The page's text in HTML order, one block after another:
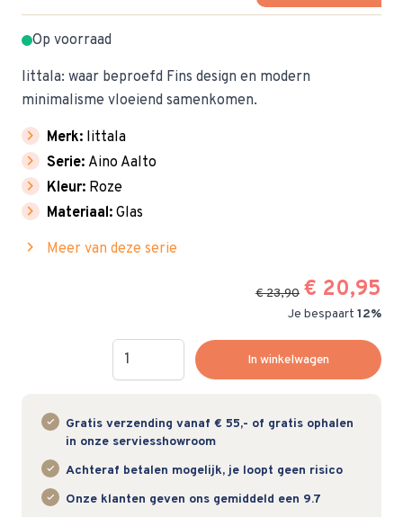
Op voorraad
Iittala: waar beproefd Fins design en modern
minimalisme vloeiend samenkomen.
chevron_right Merk: littala
chevron_right Serie: Aino Aalto
chevron_right Kleur: Roze
chevron_right Materiaal: Glas
chevron_right Meer van deze serie
€ 23,90 € 20,95
Je bespaart 12%
Hoeveelheid
In winkelwagen
Gratis verzending vanaf € 55,- of gratis ophalen
in onze serviesshowroom
Achteraf betalen mogelijk, je loopt geen risico
Onze klanten geven ons gemiddeld een 9.7